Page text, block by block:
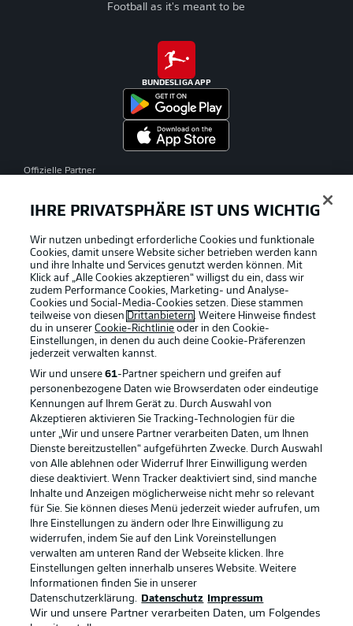
Football as it's meant to be
BUNDESLIGA APP
Offizielle Partner
Rechtliche Hinweise Voreinstellungen verwalten
Datenschutz Nutzungsbedingungen
Broadcaster Kontakt
Jobs Impressum
Partner Spieler
Liveticker
IHRE PRIVATSPHÄRE IST UNS WICHTIG
Wir nutzen unbedingt erforderliche Cookies und funktionale
Cookies, damit unsere Website sicher betrieben werden kann
und ihre Inhalte und Services genutzt werden können. Mit
Klick auf „Alle Cookies akzeptieren“ willigst du ein, dass wir
zudem Performance Cookies, Marketing- und Analyse-
Cookies und Social-Media-Cookies setzen. Diese stammen
teilweise von diesen Drittanbietern. Weitere Hinweise findest
du in unsererCookie-Richtlinie oder in den Cookie-
Einstellungen, in denen du auch deine Cookie-Präferenzen
jederzeit verwalten kannst.
Wir und unsere61-Partner speichern und greifen auf
personenbezogene Daten wie Browserdaten oder eindeutige
Kennungen auf Ihrem Gerät zu. Durch Auswahl von
Akzeptieren aktivieren Sie Tracking-Technologien für die
unter „Wir und unsere Partner verarbeiten Daten, um Ihnen
Dienste bereitzustellen“ aufgeführten Zwecke. Durch Auswahl
von Alle ablehnen oder Widerruf Ihrer Einwilligung werden
diese deaktiviert. Wenn Tracker deaktiviert sind, sind manche
Inhalte und Anzeigen möglicherweise nicht mehr so relevant
für Sie. Sie können dieses Menü jederzeit wieder aufrufen, um
Ihre Einstellungen zu ändern oder Ihre Einwilligung zu
widerrufen, indem Sie auf den Link Voreinstellungen
verwalten am unteren Rand der Webseite klicken. Ihre
Einstellungen gelten innerhalb unseres Website. Weitere
Informationen finden Sie in unserer
Datenschutzerklärung.
Datenschutz Impressum
Wir und unsere Partner verarbeiten Daten, um Folgendes